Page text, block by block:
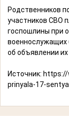
Родственников
участников СВО
госпошлины при
военнослужащих
об объявлении
Источник: https://
prinyala-17-